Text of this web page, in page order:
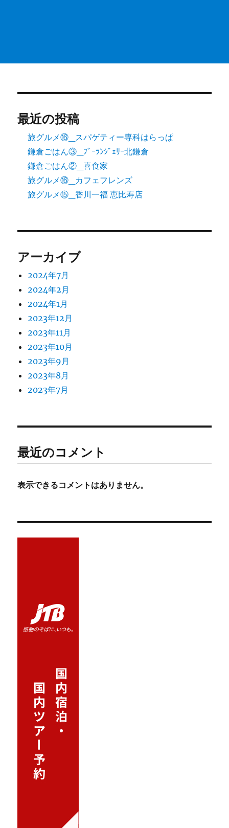
最近の投稿
旅グルメ⑯_スパゲティー専科はらっぱ
鎌倉ごはん③_ﾌﾞｰﾗﾝｼﾞｪﾘｰ北鎌倉
鎌倉ごはん②_喜食家
旅グルメ⑯_カフェフレンズ
旅グルメ⑮_香川一福 恵比寿店
アーカイブ
2024年7月
2024年2月
2024年1月
2023年12月
2023年11月
2023年10月
2023年9月
2023年8月
2023年7月
最近のコメント
表示できるコメントはありません。